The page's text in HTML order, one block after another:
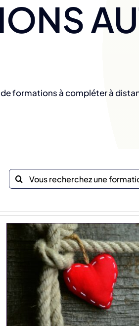
formations à compléter à
Recherche
sur
site
AJOUTER AU PANIER